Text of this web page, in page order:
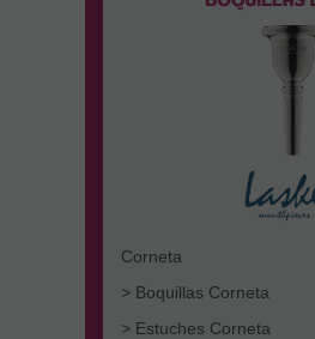
Corneta
> Boquillas Corneta
> Estuches Corneta